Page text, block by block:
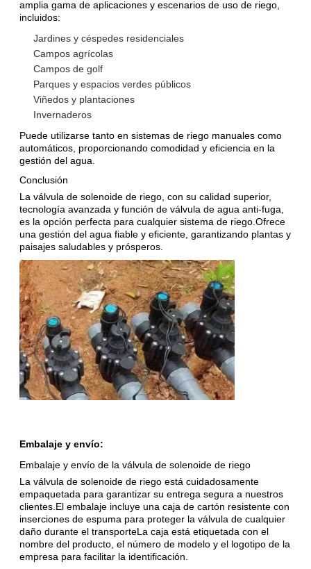
amplia gama de aplicaciones y escenarios de uso de riego,
incluidos:
Jardines y céspedes residenciales
Campos agrícolas
Campos de golf
Parques y espacios verdes públicos
Viñedos y plantaciones
Invernaderos
Puede utilizarse tanto en sistemas de riego manuales como
automáticos, proporcionando comodidad y eficiencia en la
gestión del agua.
Conclusión
La válvula de solenoide de riego, con su calidad superior,
tecnología avanzada y función de válvula de agua anti-fuga,
es la opción perfecta para cualquier sistema de riego.Ofrece
una gestión del agua fiable y eficiente, garantizando plantas y
paisajes saludables y prósperos.
Embalaje y envío:
Embalaje y envío de la válvula de solenoide de riego
La válvula de solenoide de riego está cuidadosamente
empaquetada para garantizar su entrega segura a nuestros
clientes.El embalaje incluye una caja de cartón resistente con
inserciones de espuma para proteger la válvula de cualquier
daño durante el transporteLa caja está etiquetada con el
nombre del producto, el número de modelo y el logotipo de la
empresa para facilitar la identificación.